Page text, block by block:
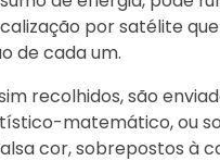
por satélite
de cada um.
recolhidos, são
matemático, ou
cor, sobrepostos à